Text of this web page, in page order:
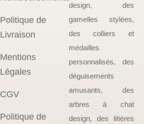
Politique de
Livraison
Mentions
Légales
CGV
Politique de
design, des
gamelles stylées,
des colliers et
médailles
personnalisés, des
déguisements
amusants, des
arbres à chat
design, des litières